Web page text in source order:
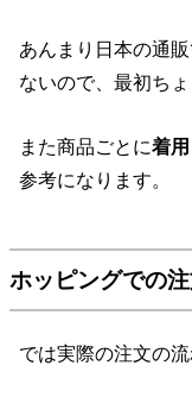
あんまり日本の通
ないので、最初ち
また商品ごとに着
参考になります。
ホッピングでの
では実際の注文の